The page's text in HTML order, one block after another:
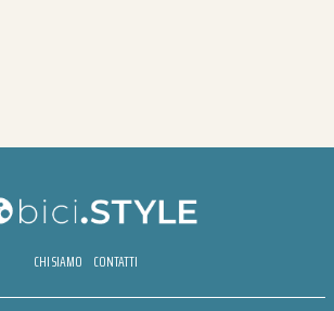
CHI SIAMO CONTATTI